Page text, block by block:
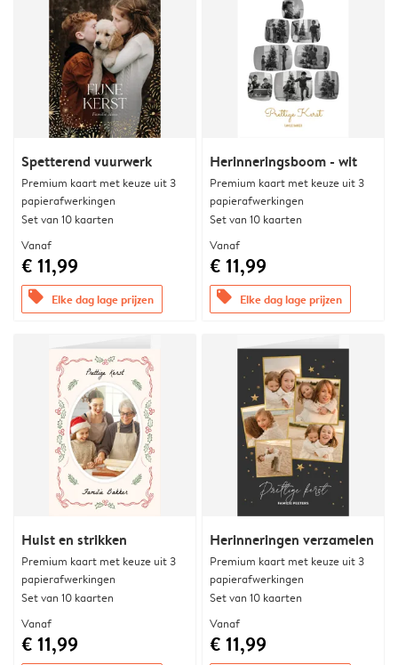
Spetterend vuurwerk
Premium kaart met keuze uit 3
papierafwerkingen
Set van 10 kaarten
Vanaf
€ 11,99
offers Elke dag lage prijzen
Herinneringsboom - wit
Premium kaart met keuze uit 3
papierafwerkingen
Set van 10 kaarten
Vanaf
€ 11,99
offers Elke dag lage prijzen
Hulst en strikken
Premium kaart met keuze uit 3
papierafwerkingen
Set van 10 kaarten
Vanaf
€ 11,99
Herinneringen verzamelen
Premium kaart met keuze uit 3
papierafwerkingen
Set van 10 kaarten
Vanaf
€ 11,99